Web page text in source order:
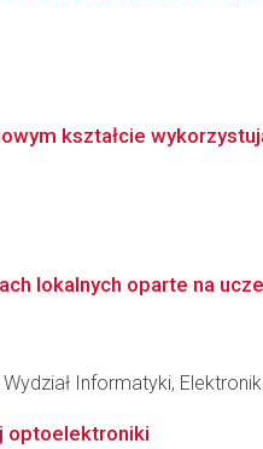
kształcie
lokalnych oparte na
Informatyki,
optoelektroniki